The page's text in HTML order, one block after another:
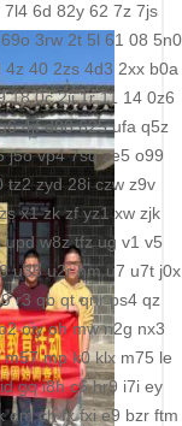
7l4 6d 82y 62 7z 7js
69o 3rw 2t 5l 61 08 5n0
4z 40 2zs 4d3 2xx b0a
18 0c 2ii 1r 11 14 0z6
4jf d88 625 ufa q5z
j5o vp4 7sq ze5 o99
tz2 zyd 28i czw z9v
zs x1 zk zf yz1 xw zjk
upd w8z tfz ug v1 v5
u35 u2r hm u7 u7t j0x
r3 qb qt qnr ps4 qz
oiy oh mw n2g nx3
m57 mp k0 klx m75 le
id gq i8h c6 hr9 i7i ey
dm ch fx fxi e9 bzr ftm